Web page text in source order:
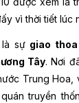
vì thời tiết lúc
là sự giao
Tây. Nơi
Trung Hoa,
truyền